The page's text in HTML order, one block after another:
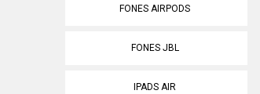
FONES AIRPODS
FONES JBL
IPADS AIR